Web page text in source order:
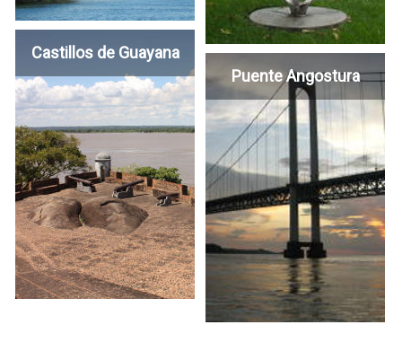
Castillos de Guayana
Puente Angostura